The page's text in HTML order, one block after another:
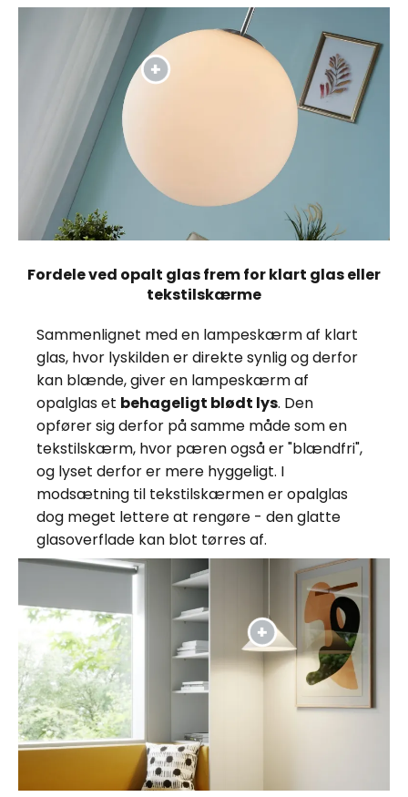
Fordele ved opalt glas frem for klart glas eller
tekstilskærme
Sammenlignet med en lampeskærm af klart
glas, hvor lyskilden er direkte synlig og derfor
kan blænde, giver en lampeskærm af
opalglas et behageligt blødt lys. Den
opfører sig derfor på samme måde som en
tekstilskærm, hvor pæren også er "blændfri",
og lyset derfor er mere hyggeligt. I
modsætning til tekstilskærmen er opalglas
dog meget lettere at rengøre - den glatte
glasoverflade kan blot tørres af.